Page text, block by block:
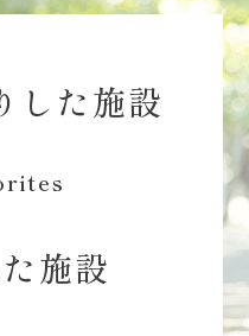
した施設
施設